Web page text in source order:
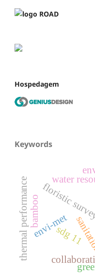
Hospedagem
Keywords
floristic survey
sdg 11
envi-met
water
thermal performancebamboo